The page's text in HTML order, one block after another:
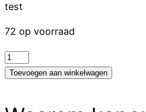
test
72 op voorraad
test
aantal
Toevoegen aan winkelwagen